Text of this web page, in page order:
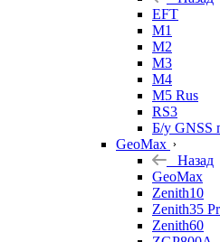
EFT
M1
M2
M3
M4
M5 Rus
RS3
Б/у GNSS
GeoMax
Назад
GeoMax
Zenith10
Zenith35
Zenith60